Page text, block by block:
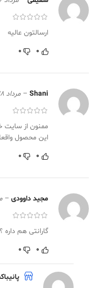
ارسالتون عالیه
0
0
Shani
– مرداد 28, 1399
ممنون از سایت
این محصول
0
0
مجید داوودی –
گارانتی هم داره ؟
0
0